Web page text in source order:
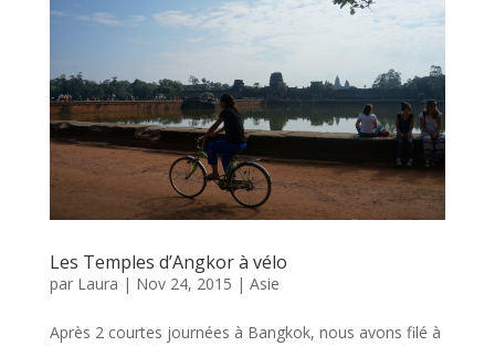
Les Temples d’Angkor à vélo
par Laura | Nov 24, 2015 | Asie
Après 2 courtes journées à Bangkok, nous avons filé à